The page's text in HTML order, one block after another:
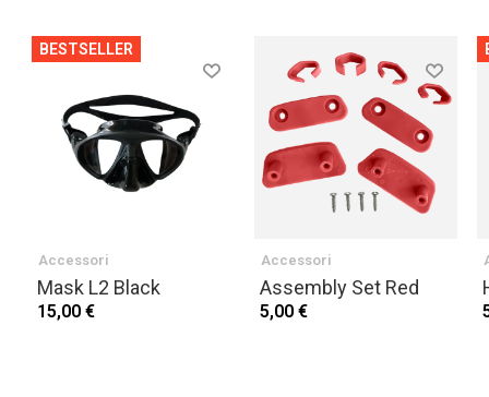
BESTSELLER
Accessori
Mask L2 Black
15,00 €
Accessori
Assembly Set Red
5,00 €